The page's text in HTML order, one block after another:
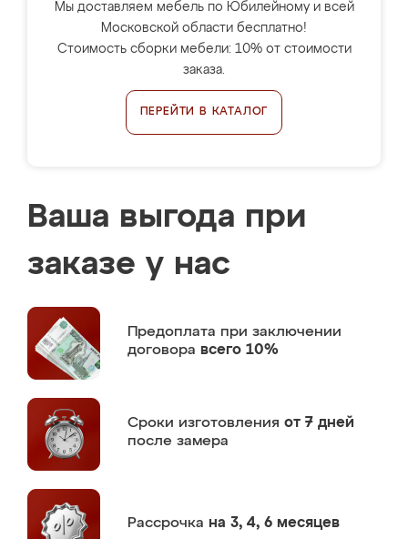
Мы доставляем мебель по Юбилейному и всей
Московской области бесплатно!
Стоимость сборки мебели: 10% от стоимости
заказа.
ПЕРЕЙТИ В КАТАЛОГ
Ваша выгода при
заказе у нас
Предоплата при заключении
договора всего 10%
Сроки изготовления от 7 дней
после замера
Рассрочка на 3, 4, 6 месяцев